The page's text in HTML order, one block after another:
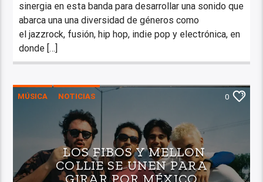
sinergia en esta banda para desarrollar una sonido que
abarca una una diversidad de géneros como
el jazzrock, fusión, hip hop, indie pop y electrónica, en
donde […]
MÚSICA NOTICIAS 0
LOS FIBOS Y MELLON
COLLIE SE UNEN PARA